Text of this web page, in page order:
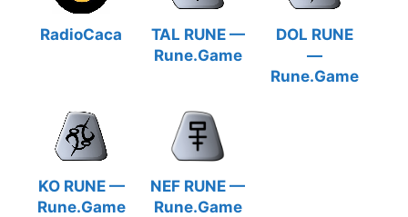
RadioCaca
TAL RUNE —
Rune.Game
DOL RUNE
—
Rune.Game
KO RUNE —
Rune.Game
NEF RUNE —
Rune.Game